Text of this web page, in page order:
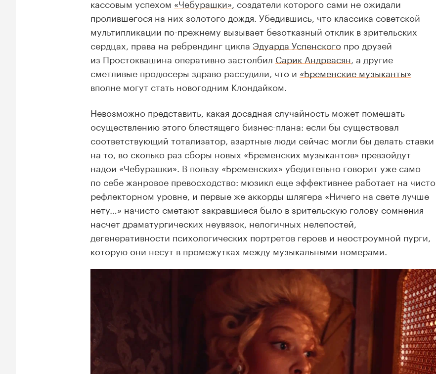
кассовым успехом «Чебурашки» , создатели которого сами не ожидали
пролившегося на них золотого дождя. Убедившись, что классика советской
мультипликации по-прежнему вызывает безотказный отклик в зрительских
сердцах, права на ребрендинг цикла Эдуарда Успенского про друзей
из Простоквашина оперативно застолбил Сарик Андреасян , а другие
сметливые продюсеры здраво рассудили, что и «Бременские музыканты»
вполне могут стать новогодним Клондайком.
Невозможно представить, какая досадная случайность может помешать
осуществлению этого блестящего бизнес-плана: если бы существовал
соответствующий тотализатор, азартные люди сейчас могли бы делать ставки
на то, во сколько раз сборы новых «Бременских музыкантов» превзойдут
надои «Чебурашки». В пользу «Бременских» убедительно говорит уже само
по себе жанровое превосходство: мюзикл еще эффективнее работает на чисто
рефлекторном уровне, и первые же аккорды шлягера «Ничего на свете лучше
нету…» начисто сметают закравшиеся было в зрительскую голову сомнения
насчет драматургических неувязок, нелогичных нелепостей,
дегенеративности психологических портретов героев и неостроумной пурги,
которую они несут в промежутках между музыкальными номерами.